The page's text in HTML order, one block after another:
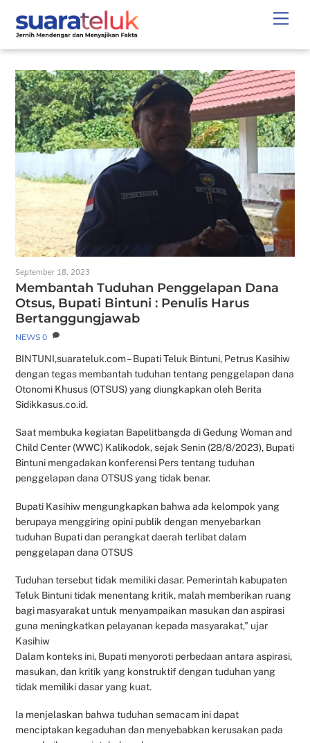
content
September 18, 2023
Membantah Tuduhan Penggelapan Dana
Otsus, Bupati Bintuni : Penulis Harus
Bertanggungjawab
NEWS 0
BINTUNI,suarateluk.com – Bupati Teluk Bintuni, Petrus Kasihiw
dengan tegas membantah tuduhan tentang penggelapan dana
Otonomi Khusus (OTSUS) yang diungkapkan oleh Berita
Sidikkasus.co.id.
Saat membuka kegiatan Bapelitbangda di Gedung Woman and
Child Center (WWC) Kalikodok, sejak Senin (28/8/2023), Bupati
Bintuni mengadakan konferensi Pers tentang tuduhan
penggelapan dana OTSUS yang tidak benar.
Bupati Kasihiw mengungkapkan bahwa ada kelompok yang
berupaya menggiring opini publik dengan menyebarkan
tuduhan Bupati dan perangkat daerah terlibat dalam
penggelapan dana OTSUS
Tuduhan tersebut tidak memiliki dasar. Pemerintah kabupaten
Teluk Bintuni tidak menentang kritik, malah memberikan ruang
bagi masyarakat untuk menyampaikan masukan dan aspirasi
guna meningkatkan pelayanan kepada masyarakat,” ujar
Kasihiw
Dalam konteks ini, Bupati menyoroti perbedaan antara aspirasi,
masukan, dan kritik yang konstruktif dengan tuduhan yang
tidak memiliki dasar yang kuat.
Ia menjelaskan bahwa tuduhan semacam ini dapat
menciptakan kegaduhan dan menyebabkan kerusakan pada